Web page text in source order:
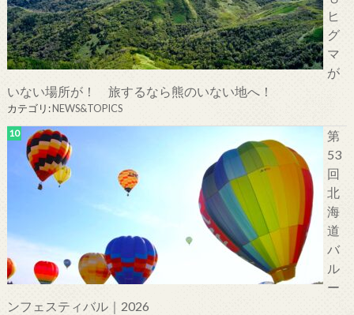
ヒ
グ
マ
が
いない場所が！ 旅するなら熊のいない地へ！
カテゴリ:NEWS&TOPICS
第
53
回
北
海
道
バ
ル
ー
ンフェスティバル｜2026